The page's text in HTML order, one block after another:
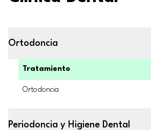
Ortodoncia
Tratamiento
Ortodoncia
Periodoncia y Higiene Dental